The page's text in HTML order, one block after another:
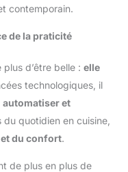
contemporain.
de la praticité
d’être belle : elle
technologiques, il
et
quotidien en cuisine,
et du confort.
de plus en plus de